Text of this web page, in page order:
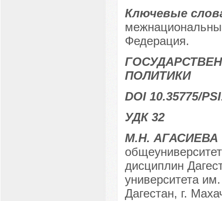
Ключевые
Федерация.
ПОЛИТИКИ
DOI 10.35775/
УДК 32
М.Н. АГАСИЕВА
дисциплин
университета
Дагестан, г.